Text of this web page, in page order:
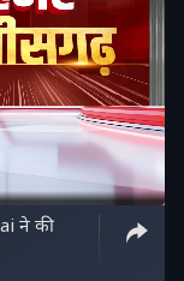
ने की